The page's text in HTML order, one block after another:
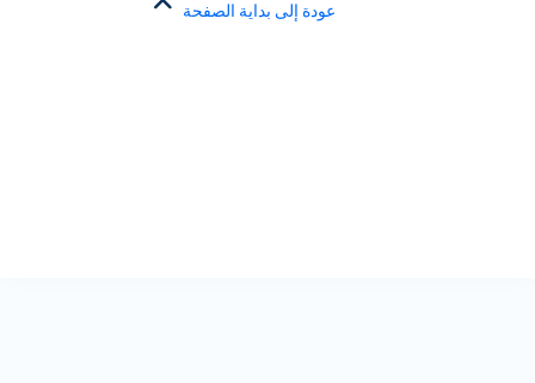
عودة إلى بداية الصفحة